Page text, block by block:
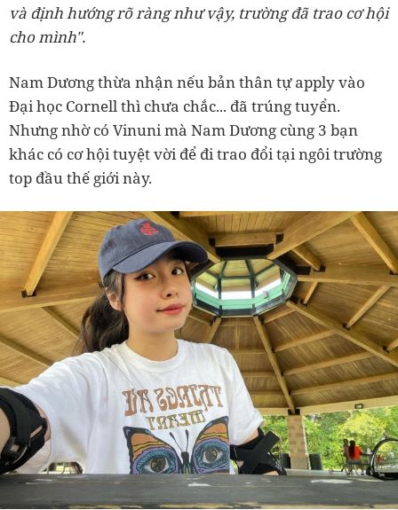
và định hướng rõ ràng như vậy, trường đã trao cơ hội
cho mình".
Nam Dương thừa nhận nếu bản thân tự apply vào
Đại học Cornell thì chưa chắc... đã trúng tuyển.
Nhưng nhờ có Vinuni mà Nam Dương cùng 3 bạn
khác có cơ hội tuyệt vời để đi trao đổi tại ngôi trường
top đầu thế giới này.